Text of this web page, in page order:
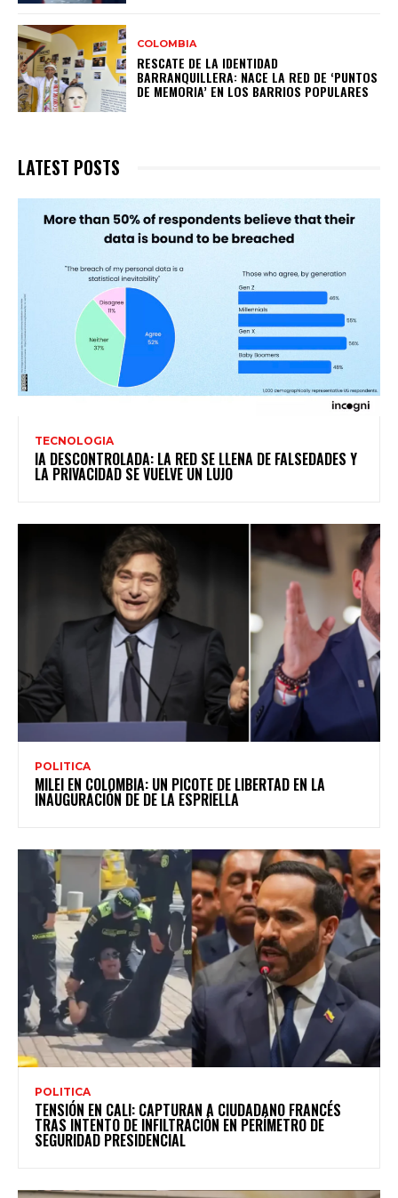
COLOMBIA
RESCATE DE LA IDENTIDAD
BARRANQUILLERA: NACE LA RED DE ‘PUNTOS
DE MEMORIA’ EN LOS BARRIOS POPULARES
LATEST POSTS
TECNOLOGIA
IA DESCONTROLADA: LA RED SE LLENA DE FALSEDADES Y
LA PRIVACIDAD SE VUELVE UN LUJO
POLITICA
MILEI EN COLOMBIA: UN PICOTE DE LIBERTAD EN LA
INAUGURACIÓN DE DE LA ESPRIELLA
POLITICA
TENSIÓN EN CALI: CAPTURAN A CIUDADANO FRANCÉS
TRAS INTENTO DE INFILTRACIÓN EN PERÍMETRO DE
SEGURIDAD PRESIDENCIAL